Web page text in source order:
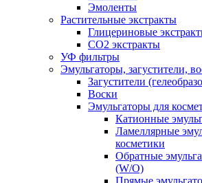
Эмоленты
Растительные экстракты
Глицериновые
СО2 экстракты
УФ фильтры
Эмульгаторы, загустители,
Загустители
Воски
Эмульгаторы для
Катионные
Ламеллярные
косметики
Обратные
(W/O)
Прямые